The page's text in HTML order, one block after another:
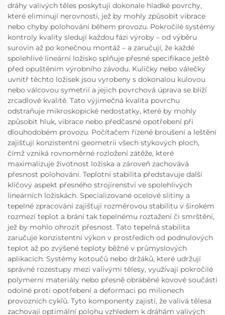
dráhy valivých těles poskytují dokonale hladké povrchy,
které eliminují nerovnosti, jež by mohly způsobit vibrace
nebo chyby polohování během provozu. Pokročilé systémy
kontroly kvality sledují každou fázi výroby – od výběru
surovin až po konečnou montáž – a zaručují, že každé
spolehlivé lineární ložisko splňuje přesné specifikace ještě
před opuštěním výrobního závodu. Kuličky nebo válečky
uvnitř těchto ložisek jsou vyrobeny s dokonalou kulovou
nebo válcovou symetrií a jejich povrchová úprava se blíží
zrcadlové kvalitě. Tato výjimečná kvalita povrchu
odstraňuje mikroskopické nedostatky, které by mohly
způsobit hluk, vibrace nebo předčasné opotřebení při
dlouhodobém provozu. Počítačem řízené broušení a leštění
zajišťují konzistentní geometrii všech stykových ploch,
čímž vzniká rovnoměrné rozložení zátěže, které
maximalizuje životnost ložiska a zároveň zachovává
přesnost polohování. Teplotní stabilita představuje další
klíčový aspekt přesného strojírenství ve spolehlivých
lineárních ložiskách. Specializované ocelové slitiny a
tepelné zpracování zajišťují rozměrovou stabilitu v širokém
rozmezí teplot a brání tak tepelnému roztažení či smrštění,
jež by mohlo ohrozit přesnost. Tato tepelná stabilita
zaručuje konzistentní výkon v prostředích od podnulových
teplot až po zvýšené teploty běžné v průmyslových
aplikacích. Systémy kotoučů nebo držáků, které udržují
správné rozestupy mezi valivými tělesy, využívají pokročilé
polymerní materiály nebo přesně obráběné kovové součásti
odolné proti opotřebení a deformaci po milionech
provozních cyklů. Tyto komponenty zajistí, že valivá tělesa
zachovají optimální polohu vzhledem k dráhám valivých